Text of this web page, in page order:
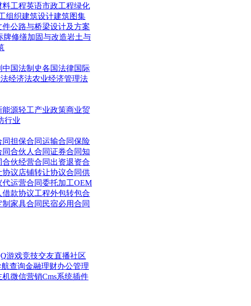
料工程英语市政工程绿化
组织建筑设计建筑图集
件公路与桥梁设计及方案
牌修缮加固与改造岩土与
中国法制史各国法律国际
经济法农业经济管理法
能源轻工产业政策商业贸
行业
同担保合同运输合同保险
合伙人合同证券合同知
合伙经营合同 出资退资合
协议店铺转让协议合同供
代运营合同委托加工OEM
借款协议工程外包转包合
制家具合同 民宿必用合同
游戏竞技交友直播社区
查询金融理财办公管理
机微信营销Cms系统插件